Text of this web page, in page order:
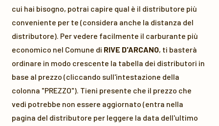
cui hai bisogno, potrai capire qual è il distributore più
conveniente per te (considera anche la distanza del
distributore). Per vedere facilmente il carburante più
economico nel Comune di RIVE D'ARCANO, ti basterà
ordinare in modo crescente la tabella dei distributori in
base al prezzo (cliccando sull'intestazione della
colonna "PREZZO"). Tieni presente che il prezzo che
vedi potrebbe non essere aggiornato (entra nella
pagina del distributore per leggere la data dell'ultimo